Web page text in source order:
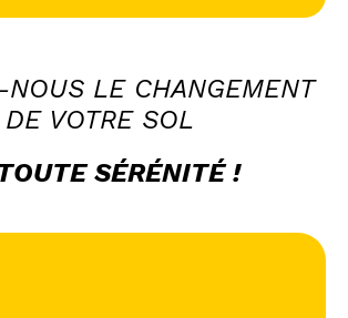
NOUS LE CHANGEMENT
DE VOTRE SOL
SÉRÉNITÉ !